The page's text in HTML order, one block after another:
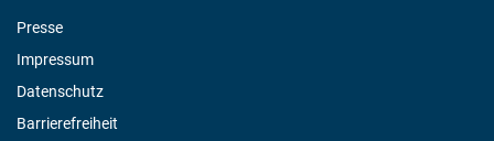
Presse
Impressum
Datenschutz
Barrierefreiheit